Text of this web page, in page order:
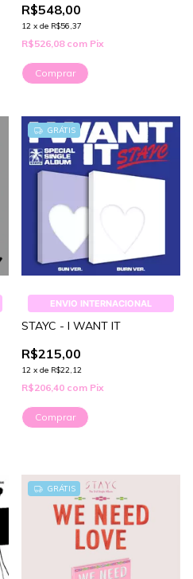
R$548,00
12 x de R$56,37
R$526,08 com Pix
GRÁTIS
ENVIO INTERNACIONAL
STAYC - I WANT IT
R$215,00
12 x de R$22,12
R$206,40 com Pix
Comprar
GRÁTIS